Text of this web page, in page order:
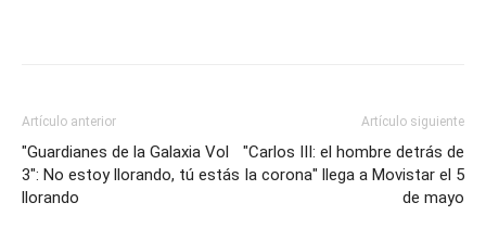
Artículo anterior
"Guardianes de la Galaxia Vol
3": No estoy llorando, tú estás
llorando
Artículo siguiente
"Carlos III: el hombre detrás de
la corona" llega a Movistar el 5
de mayo